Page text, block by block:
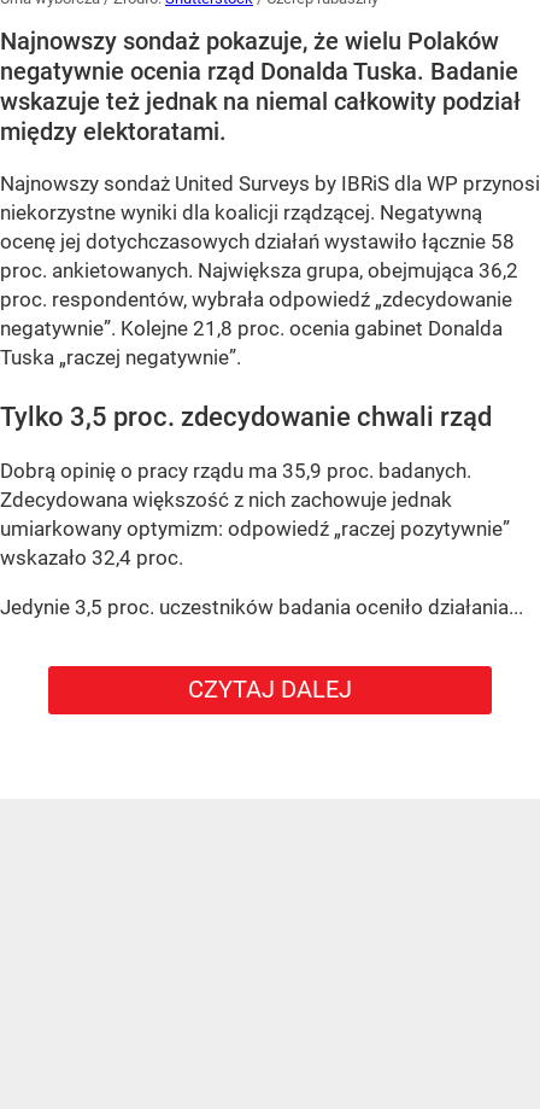
Najnowszy sondaż pokazuje, że wielu Polaków
negatywnie ocenia rząd Donalda Tuska. Badanie
wskazuje też jednak na niemal całkowity podział
między elektoratami.
Najnowszy sondaż United Surveys by IBRiS dla WP przynosi
niekorzystne wyniki dla koalicji rządzącej. Negatywną
ocenę jej dotychczasowych działań wystawiło łącznie 58
proc. ankietowanych. Największa grupa, obejmująca 36,2
proc. respondentów, wybrała odpowiedź „zdecydowanie
negatywnie”. Kolejne 21,8 proc. ocenia gabinet Donalda
Tuska „raczej negatywnie”.
Tylko 3,5 proc. zdecydowanie chwali rząd
Dobrą opinię o pracy rządu ma 35,9 proc. badanych.
Zdecydowana większość z nich zachowuje jednak
umiarkowany optymizm: odpowiedź „raczej pozytywnie”
wskazało 32,4 proc.
Jedynie 3,5 proc. uczestników badania oceniło działania...
CZYTAJ DALEJ